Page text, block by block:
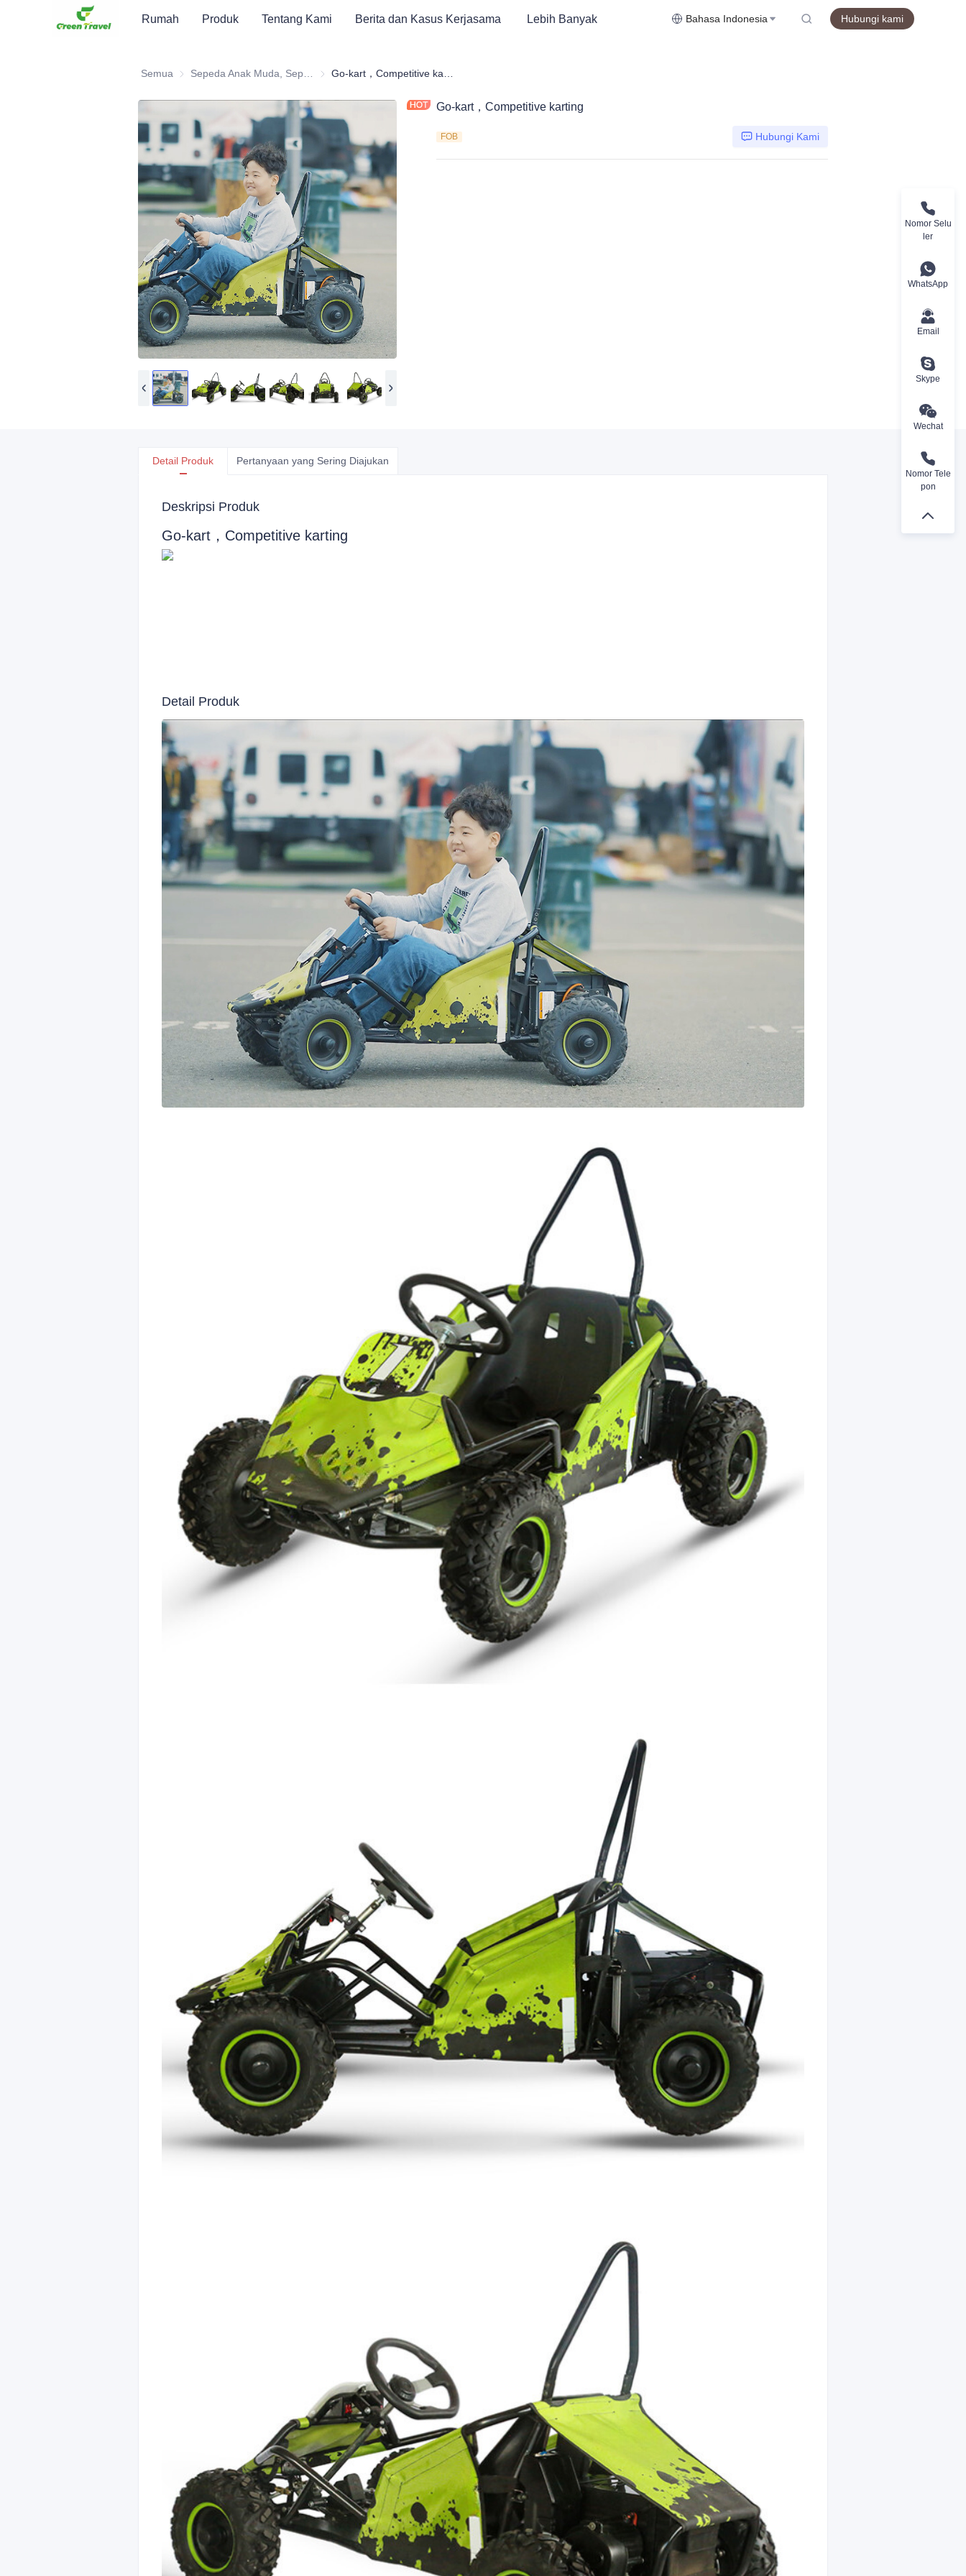
Rumah Produk Tentang Kami Berita dan Kasus Kerjasama Lebih Banyak Bahasa Indonesia Hubungi kami
Semua Sepeda Anak Muda, Sepeda Trail, Skuter, ATV
Go-kart，Competitive karting
FOB Hubungi Kami
Detail Produk Pertanyaan yang Sering Diajukan
Deskripsi Produk
Go-kart，Competitive karting
Detail Produk
Nomor Selu
ler
WhatsApp
Email
Skype
Wechat
Nomor Tele
pon